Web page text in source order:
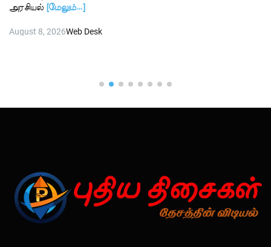
அரசியல்
[மேலும்…]
August 8, 2026Web Desk